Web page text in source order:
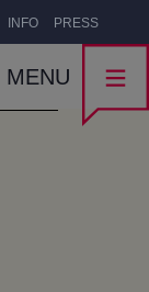
INFO PRESS
MENU